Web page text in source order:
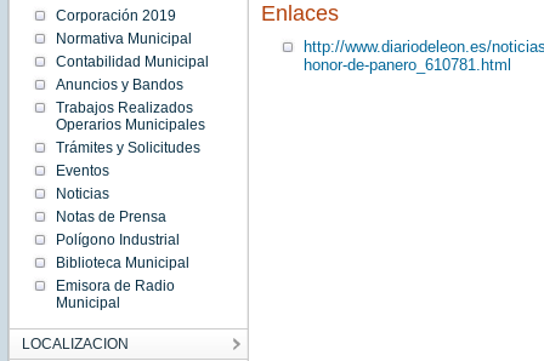
Corporación 2019
Normativa Municipal
Contabilidad Municipal
Anuncios y Bandos
Trabajos Realizados
Operarios Municipales
Trámites y Solicitudes
Eventos
Noticias
Notas de Prensa
Polígono Industrial
Biblioteca Municipal
Emisora de Radio
Municipal
LOCALIZACION
Enlaces
http://www.diariodeleon.es/
honor-de-panero_610781.html